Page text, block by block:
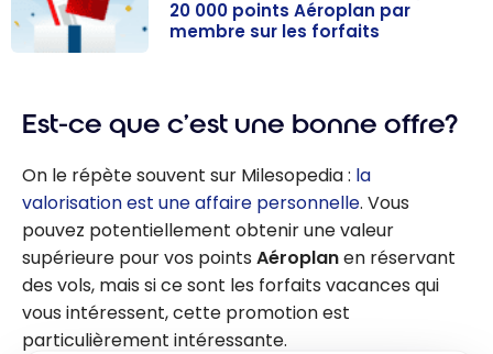
Jusqu’à 20 000
Aéroplan par
membre sur les
forfaits
20 000 points Aéroplan par
membre sur les forfaits
Est-ce que c’est une bonne offre?
On le répète souvent sur Milesopedia : la
valorisation est une affaire personnelle. Vous
pouvez potentiellement obtenir une valeur
supérieure pour vos points Aéroplanen réservant
des vols, mais si ce sont les forfaits vacances qui
vous intéressent, cette promotion est
particulièrement intéressante.